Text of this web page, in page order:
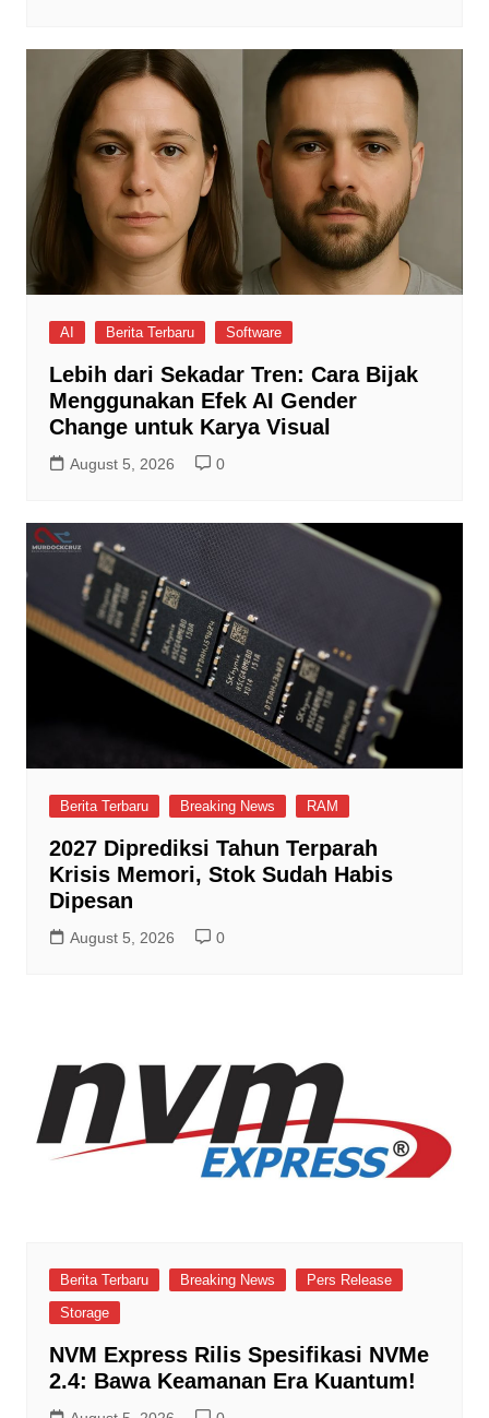
AI Berita Terbaru Software
Lebih dari Sekadar Tren: Cara Bijak
Menggunakan Efek AI Gender
Change untuk Karya Visual
August 5, 2026 0
Berita Terbaru Breaking News RAM
2027 Diprediksi Tahun Terparah
Krisis Memori, Stok Sudah Habis
Dipesan
August 5, 2026 0
Berita Terbaru Breaking News
Pers Release
Storage
NVM Express Rilis Spesifikasi NVMe
2.4: Bawa Keamanan Era Kuantum!